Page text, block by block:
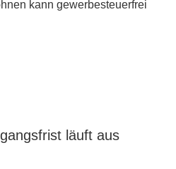
kann gewerbesteuerfrei
läuft aus